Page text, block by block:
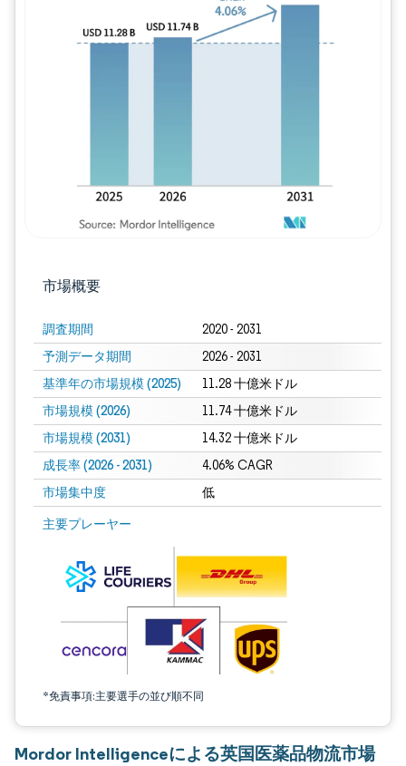
市場概要
調査期間 2020 - 2031
予測データ期間 2026 - 2031
基準年の市場規模 (2025) 11.28 十億米ドル
市場規模 (2026) 11.74 十億米ドル
市場規模 (2031) 14.32 十億米ドル
成長率 (2026 - 2031) 4.06% CAGR
市場集中度 低
主要プレーヤー
*免責事項:主要選手の並び順不同
画像 © Mordor Intelligence。再利用にはCC BY 4.0の表示が必要です。
Mordor Intelligenceによる英国医薬品物流市場